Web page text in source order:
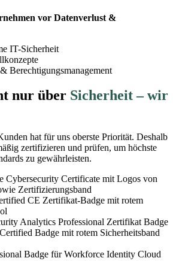
vor Datenverlust &
IT-Sicherheit
Berechtigungsmanagement
nur über Sicherheit – wir
hat für uns oberste Priorität. Deshalb
zertifizieren und prüfen, um höchste
zu gewährleisten.